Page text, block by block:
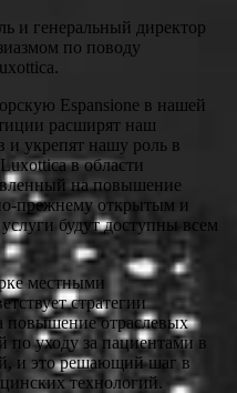
и генеральный директор
по поводу
Espansione в нашей
расширят наш
и укрепят нашу роль в
в области
на повышение
по-прежнему открытым и
будут доступны всем
местными
стратегии
повышение отраслевых
по уходу за пациентами в
и это решающий шаг в
технологий.